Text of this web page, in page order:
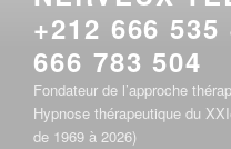
+212 666 535
666 783 504
Fondateur de l’approche
Hypnose thérapeutique du
de 1969 à 2026)